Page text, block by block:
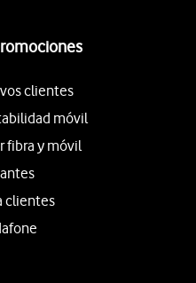
clientes
móvil
fibra y móvil
clientes